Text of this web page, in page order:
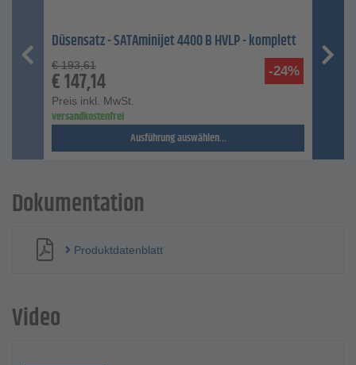
Düsensatz - SATAminijet 4400 B HVLP - komplett
-24%
€ 193,61
€147,14
Preis inkl. MwSt.
versandkostenfrei
Ausführung auswählen...
Dokumentation
Produktdatenblatt
Video